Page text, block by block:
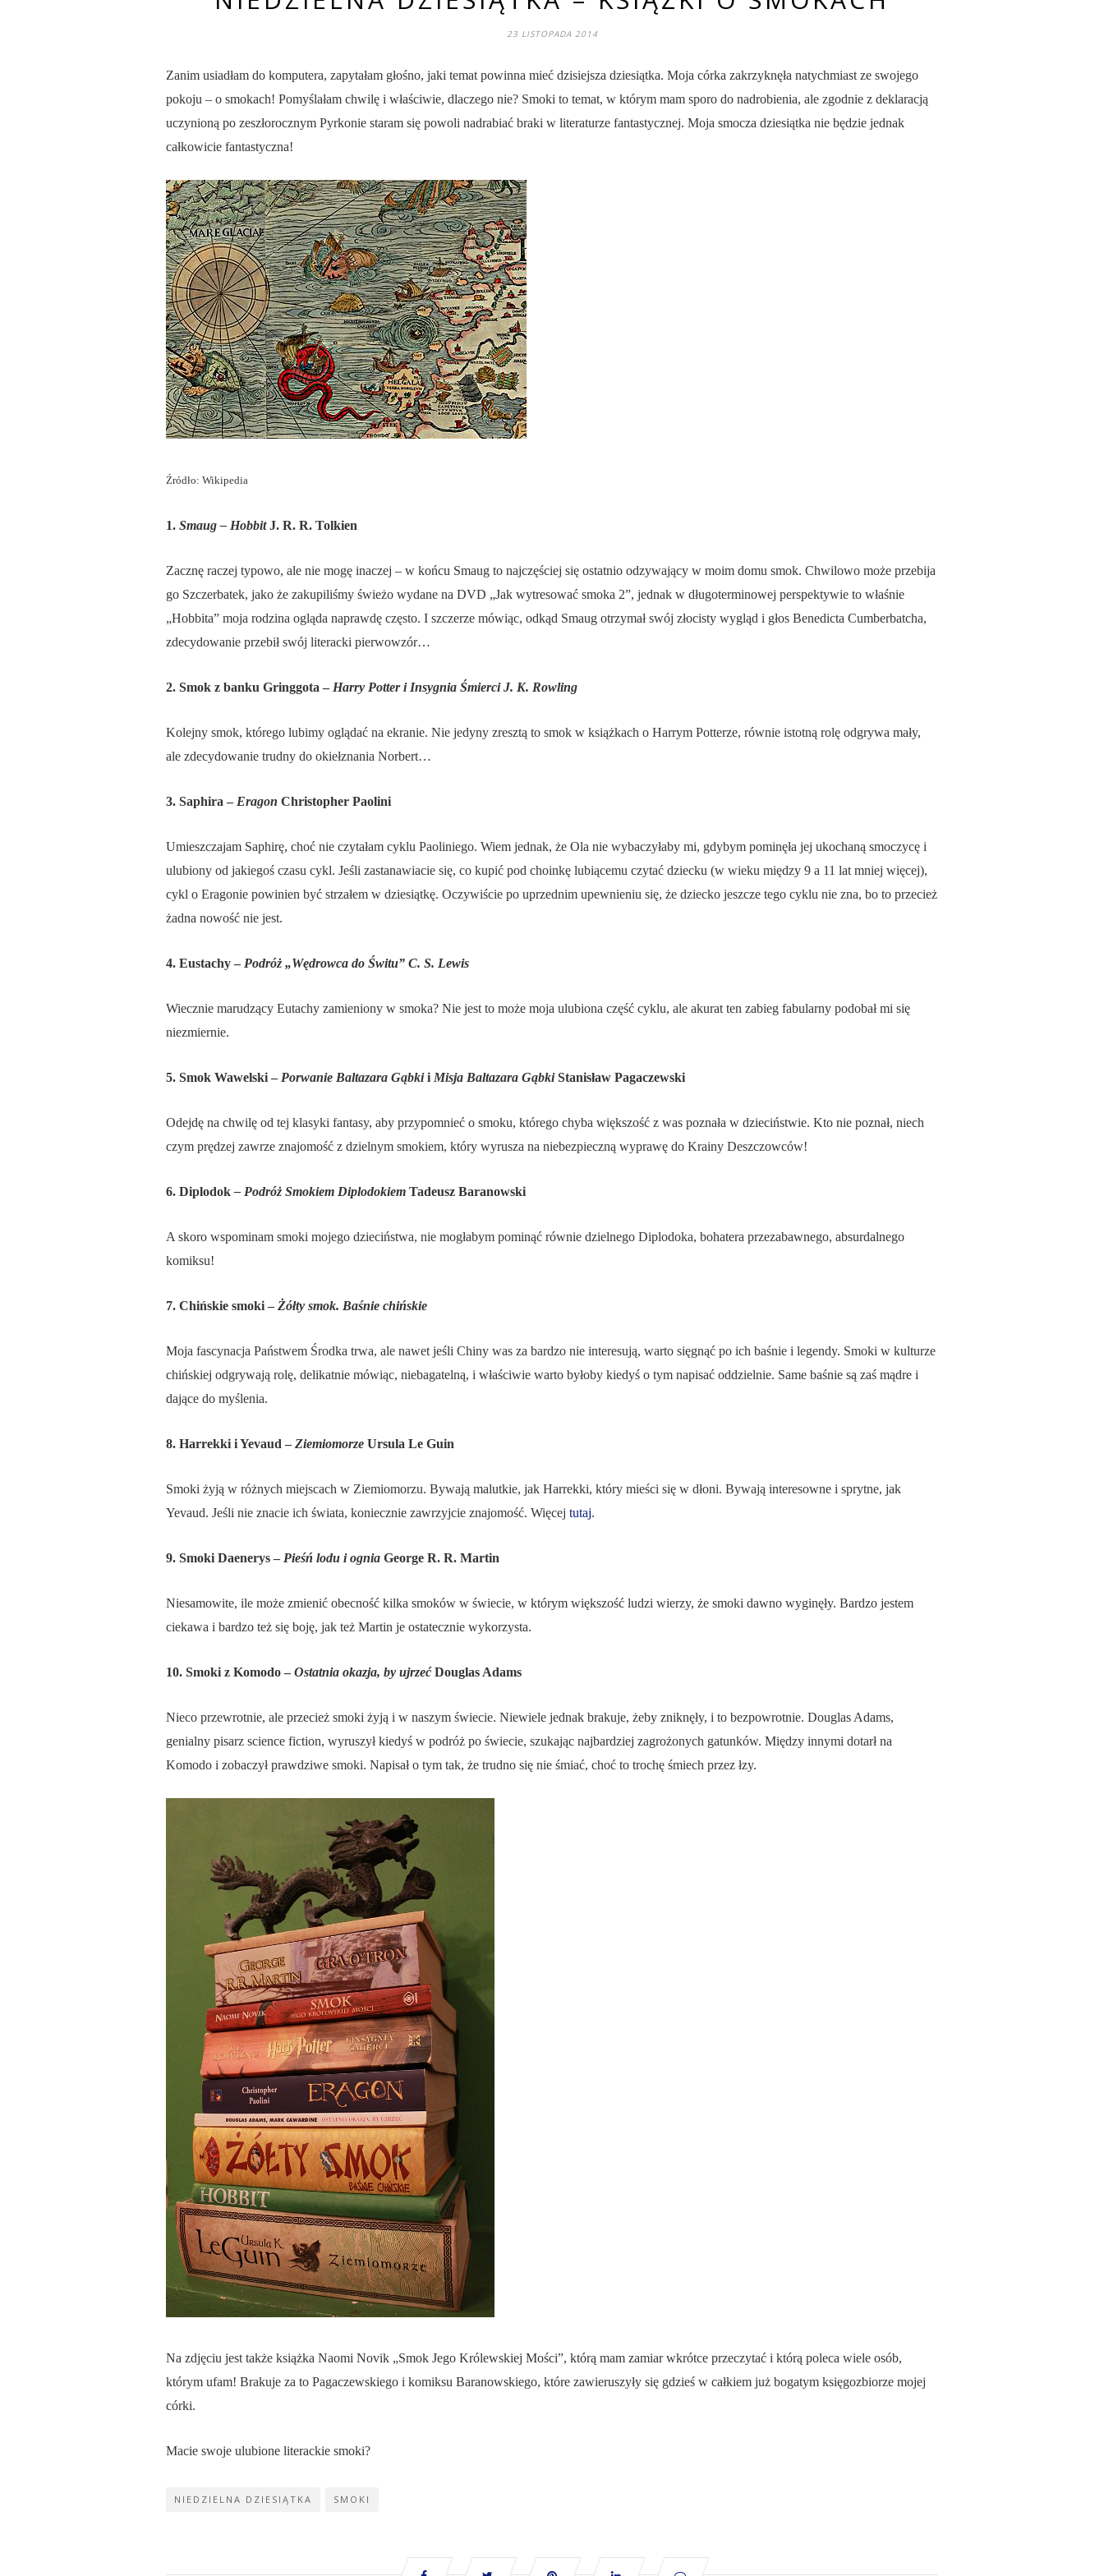
23 LISTOPADA 2014
Zanim usiadłam do komputera, zapytałam głośno, jaki temat powinna mieć dzisiejsza dziesiątka. Moja córka zakrzyknęła natychmiast ze swojego
pokoju – o smokach! Pomyślałam chwilę i właściwie, dlaczego nie? Smoki to temat, w którym mam sporo do nadrobienia, ale zgodnie z deklaracją
uczynioną po zeszłorocznym Pyrkonie staram się powoli nadrabiać braki w literaturze fantastycznej. Moja smocza dziesiątka nie będzie jednak
całkowicie fantastyczna!
Źródło: Wikipedia
1. Smaug – HobbitJ. R. R. Tolkien
Zacznę raczej typowo, ale nie mogę inaczej – w końcu Smaug to najczęściej się ostatnio odzywający w moim domu smok. Chwilowo może przebija
go Szczerbatek, jako że zakupiliśmy świeżo wydane na DVD „Jak wytresować smoka 2”, jednak w długoterminowej perspektywie to właśnie
„Hobbita” moja rodzina ogląda naprawdę często. I szczerze mówiąc, odkąd Smaug otrzymał swój złocisty wygląd i głos Benedicta Cumberbatcha,
zdecydowanie przebił swój literacki pierwowzór…
2. Smok z banku Gringgota – Harry Potter i Insygnia Śmierci J. K. Rowling
Kolejny smok, którego lubimy oglądać na ekranie. Nie jedyny zresztą to smok w książkach o Harrym Potterze, równie istotną rolę odgrywa mały,
ale zdecydowanie trudny do okiełznania Norbert…
3. Saphira – Eragon Christopher Paolini
Umieszczajam Saphirę, choć nie czytałam cyklu Paoliniego. Wiem jednak, że Ola nie wybaczyłaby mi, gdybym pominęła jej ukochaną smoczycę i
ulubiony od jakiegoś czasu cykl. Jeśli zastanawiacie się, co kupić pod choinkę lubiącemu czytać dziecku (w wieku między 9 a 11 lat mniej więcej),
cykl o Eragonie powinien być strzałem w dziesiątkę. Oczywiście po uprzednim upewnieniu się, że dziecko jeszcze tego cyklu nie zna, bo to przecież
żadna nowość nie jest.
4. Eustachy – Podróż „Wędrowca do Świtu” C. S. Lewis
Wiecznie marudzący Eutachy zamieniony w smoka? Nie jest to może moja ulubiona część cyklu, ale akurat ten zabieg fabularny podobał mi się
niezmiernie.
5. Smok Wawelski – Porwanie Baltazara Gąbkii Misja Baltazara GąbkiStanisław Pagaczewski
Odejdę na chwilę od tej klasyki fantasy, aby przypomnieć o smoku, którego chyba większość z was poznała w dzieciństwie. Kto nie poznał, niech
czym prędzej zawrze znajomość z dzielnym smokiem, który wyrusza na niebezpieczną wyprawę do Krainy Deszczowców!
6. Diplodok– Podróż Smokiem Diplodokiem Tadeusz Baranowski
A skoro wspominam smoki mojego dzieciństwa, nie mogłabym pominąć równie dzielnego Diplodoka, bohatera przezabawnego, absurdalnego
komiksu!
7. Chińskie smoki – Żółty smok. Baśnie chińskie
Moja fascynacja Państwem Środka trwa, ale nawet jeśli Chiny was za bardzo nie interesują, warto sięgnąć po ich baśnie i legendy. Smoki w kulturze
chińskiej odgrywają rolę, delikatnie mówiąc, niebagatelną, i właściwie warto byłoby kiedyś o tym napisać oddzielnie. Same baśnie są zaś mądre i
dające do myślenia.
8. Harrekki i Yevaud – Ziemiomorze Ursula Le Guin
Smoki żyją w różnych miejscach w Ziemiomorzu. Bywają malutkie, jak Harrekki, który mieści się w dłoni. Bywają interesowne i sprytne, jak
Yevaud. Jeśli nie znacie ich świata, koniecznie zawrzyjcie znajomość. Więcej tutaj.
9. Smoki Daenerys – Pieśń lodu i ognia George R. R. Martin
Niesamowite, ile może zmienić obecność kilka smoków w świecie, w którym większość ludzi wierzy, że smoki dawno wyginęły. Bardzo jestem
ciekawa i bardzo też się boję, jak też Martin je ostatecznie wykorzysta.
10. Smoki z Komodo – Ostatnia okazja, by ujrzećDouglas Adams
Nieco przewrotnie, ale przecież smoki żyją i w naszym świecie. Niewiele jednak brakuje, żeby zniknęły, i to bezpowrotnie. Douglas Adams,
genialny pisarz science fiction, wyruszył kiedyś w podróż po świecie, szukając najbardziej zagrożonych gatunków. Między innymi dotarł na
Komodo i zobaczył prawdziwe smoki. Napisał o tym tak, że trudno się nie śmiać, choć to trochę śmiech przez łzy.
Na zdjęciu jest także książka Naomi Novik „Smok Jego Królewskiej Mości”, którą mam zamiar wkrótce przeczytać i którą poleca wiele osób,
którym ufam! Brakuje za to Pagaczewskiego i komiksu Baranowskiego, które zawieruszyły się gdzieś w całkiem już bogatym księgozbiorze mojej
córki.
Macie swoje ulubione literackie smoki?
NIEDZIELNA DZIESIĄTKA SMOKI